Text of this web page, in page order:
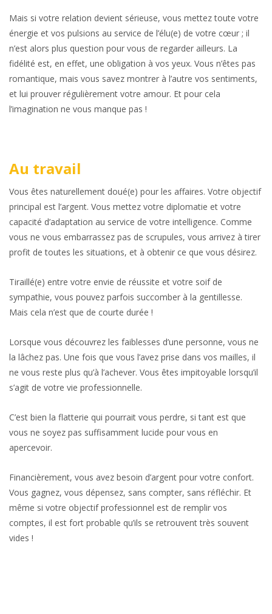
Mais si votre relation devient sérieuse, vous mettez toute votre
énergie et vos pulsions au service de l’élu(e) de votre cœur ; il
n’est alors plus question pour vous de regarder ailleurs. La
fidélité est, en effet, une obligation à vos yeux. Vous n’êtes pas
romantique, mais vous savez montrer à l’autre vos sentiments,
et lui prouver régulièrement votre amour. Et pour cela
l’imagination ne vous manque pas !
Au travail
Vous êtes naturellement doué(e) pour les affaires. Votre objectif
principal est l’argent. Vous mettez votre diplomatie et votre
capacité d’adaptation au service de votre intelligence. Comme
vous ne vous embarrassez pas de scrupules, vous arrivez à tirer
profit de toutes les situations, et à obtenir ce que vous désirez.
Tiraillé(e) entre votre envie de réussite et votre soif de
sympathie, vous pouvez parfois succomber à la gentillesse.
Mais cela n’est que de courte durée !
Lorsque vous découvrez les faiblesses d’une personne, vous ne
la lâchez pas. Une fois que vous l’avez prise dans vos mailles, il
ne vous reste plus qu’à l’achever. Vous êtes impitoyable lorsqu’il
s’agit de votre vie professionnelle.
C’est bien la flatterie qui pourrait vous perdre, si tant est que
vous ne soyez pas suffisamment lucide pour vous en
apercevoir.
Financièrement, vous avez besoin d’argent pour votre confort.
Vous gagnez, vous dépensez, sans compter, sans réfléchir. Et
même si votre objectif professionnel est de remplir vos
comptes, il est fort probable qu’ils se retrouvent très souvent
vides !